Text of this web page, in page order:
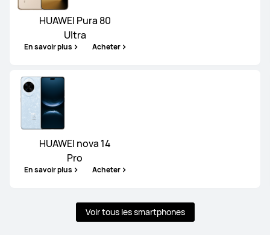
HUAWEI Pura 80
Ultra
En savoir plus Acheter
HUAWEI nova 14
Pro
En savoir plus Acheter
Voir tous les smartphones